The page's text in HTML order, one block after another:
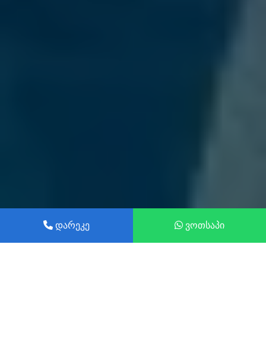
დარეკე ვოთსაპი